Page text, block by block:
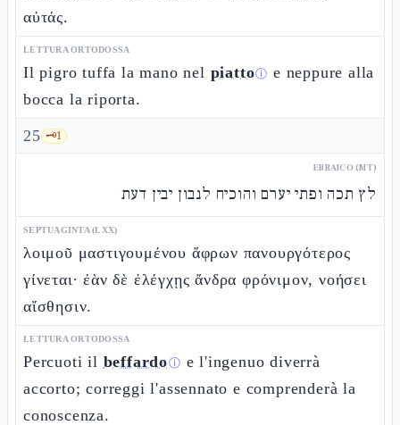
αὐτάς.
LETTURA ORTODOSSA
Il pigro tuffa la mano nel piattoⓘ e neppure alla
bocca la riporta.
25 🗝️1
EBRAICO (MT)
לץ תכה ופתי יערם והוכיח לנבון יבין דעת
SEPTUAGINTA (LXX)
λοιμοῦ μαστιγουμένου ἄφρων πανουργότερος
γίνεται· ἐὰν δὲ ἐλέγχῃς ἄνδρα φρόνιμον, νοήσει
αἴσθησιν.
LETTURA ORTODOSSA
Percuoti il beffardoⓘ e l'ingenuo diverrà
accorto; correggi l'assennato e comprenderà la
conoscenza.